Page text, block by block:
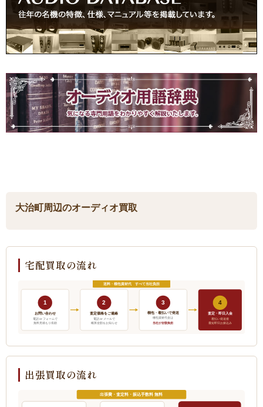
大治町周辺のオーディオ買取
宅配買取の流れ
送料・梱包資材代 すべて当社負担
1
お問い合わせ
電話 or フォームで
無料見積もり依頼
2
査定価格をご連絡
電話 or メールで
概算金額をお知らせ
3
梱包・着払いで発送
梱包資材代金は
当社が全額負担
4
査定・即日入金
着払い発送後
最短即日お振込み
出張買取の流れ
出張費・査定料・振込手数料 無料